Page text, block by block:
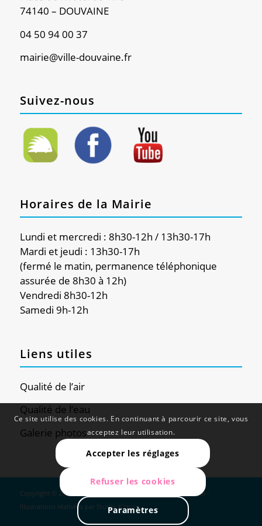
74140 – DOUVAINE
04 50 94 00 37
mairie@ville-douvaine.fr
Suivez-nous
Horaires de la Mairie
Lundi et mercredi : 8h30-12h / 13h30-17h
Mardi et jeudi : 13h30-17h
(fermé le matin, permanence téléphonique
assurée de 8h30 à 12h)
Vendredi 8h30-12h
Samedi 9h-12h
Liens utiles
Qualité de l’air
Qualité de l’eau
Galerie photos
Copyright © 2024 - Douvaine - Site réalisé par Web Global -
Illustrations réalisées par Studio K'ctus
Ce site utilise des cookies. En continuant à parcourir ce site, vous
acceptez leur utilisation.
Accepter les réglages
Refuser les cookies
Paramètres